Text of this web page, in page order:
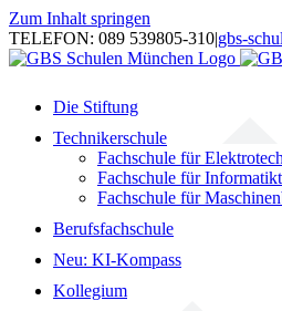
Zum Inhalt springen
TELEFON: 089 539805-310|gbs-
Die Stiftung
Technikerschule
Fachschule für
Fachschule für
Fachschule für
Berufsfachschule
Neu: KI-Kompass
Kollegium